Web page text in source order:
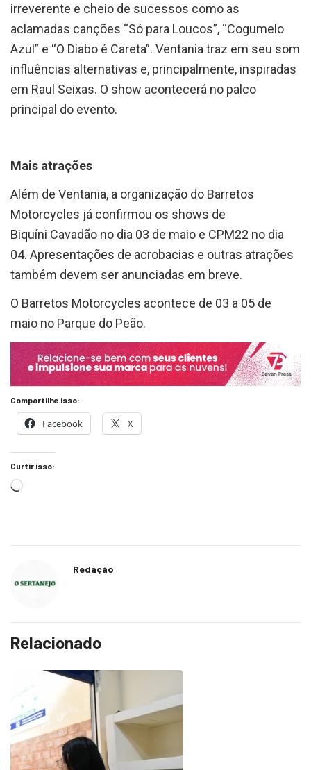
irreverente e cheio de sucessos como as
aclamadas canções “Só para Loucos”, “Cogumelo
Azul” e “O Diabo é Careta”. Ventania traz em seu som
influências alternativas e, principalmente, inspiradas
em Raul Seixas. O show acontecerá no palco
principal do evento.
Mais atrações
Além de Ventania, a organização do Barretos
Motorcycles já confirmou os shows de
Biquíni Cavadão no dia 03 de maio e CPM22 no dia
04. Apresentações de acrobacias e outras atrações
também devem ser anunciadas em breve.
O Barretos Motorcycles acontece de 03 a 05 de
maio no Parque do Peão.
Compartilhe isso:
Facebook X
Curtir isso:
Redação
Relacionado